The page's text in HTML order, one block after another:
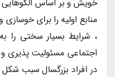
منابع اولیه را برای خوسازی
، شرایط بسیار سختی را
اجتماعی مسئولیت پذیری
در افراد بزرگسال سبب